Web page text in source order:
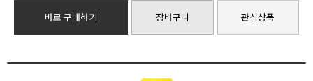
바로 구매하기 장바구니 관심상품